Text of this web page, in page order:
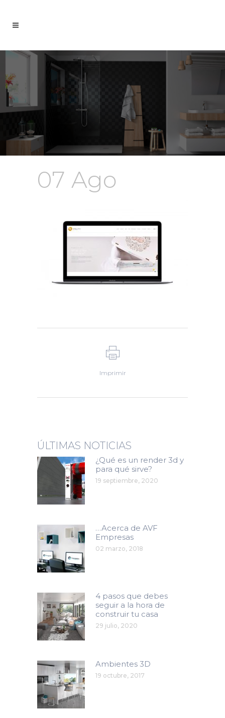
07 Ago
Imprimir
ÚLTIMAS NOTICIAS
¿Qué es un render 3d y
para qué sirve?
19 septiembre, 2020
…Acerca de AVF
Empresas
02 marzo, 2018
4 pasos que debes
seguir a la hora de
construir tu casa
29 julio, 2020
Ambientes 3D
19 octubre, 2017